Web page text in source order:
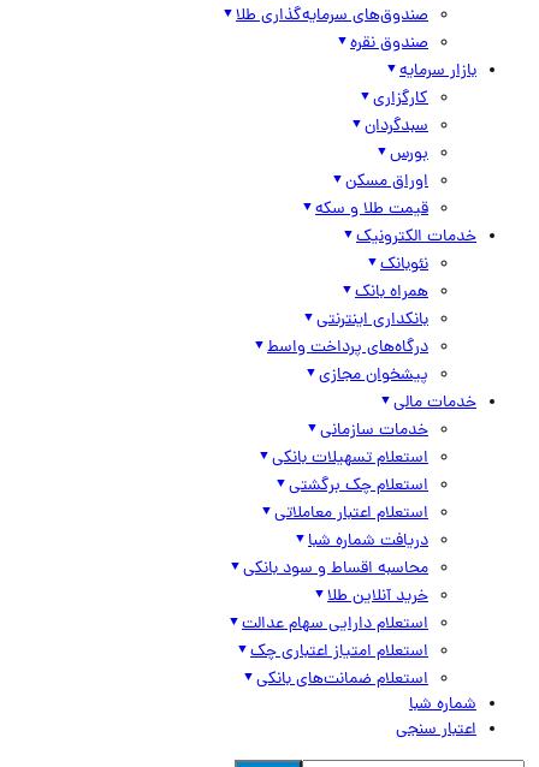
صندوق‌های سرمایه‌گذاری طلا
صندوق نقره
بازار سرمایه
کارگزاری
سبدگردان
بورس
اوراق مسکن
قیمت طلا و سکه
خدمات الکترونیک
نئوبانک
همراه بانک
بانکداری اینترنتی
درگاه‌های پرداخت واسط
پیشخوان مجازی
خدمات مالی
خدمات سازمانی
استعلام تسهیلات بانکی
استعلام چک برگشتی
استعلام اعتبار معاملاتی
دریافت شماره شبا
محاسبه اقساط و سود بانکی
خرید آنلاین طلا
استعلام دارایی سهام عدالت
استعلام امتیاز اعتباری چک
استعلام ضمانت‌های بانکی
شماره شبا
اعتبار سنجی